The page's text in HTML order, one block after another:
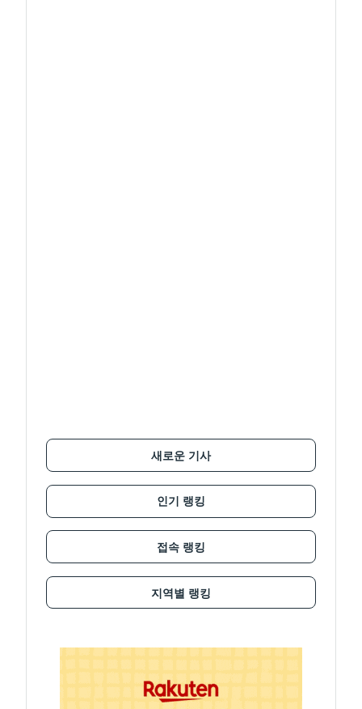
새로운 기사
인기 랭킹
접속 랭킹
지역별 랭킹